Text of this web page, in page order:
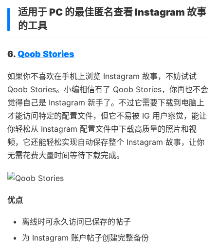
适用于 PC 的最佳匿名查看 Instagram 故事
的工具
6.Qoob Stories
如果你不喜欢在手机上浏览 Instagram 故事，不妨试试
Qoob Stories。小编相信有了 Qoob Stories，你再也不会
觉得自己是 Instagram 新手了。不过它需要下载到电脑上
才能访问特定的配置文件，但它不易被 IG 用户察觉，能让
你轻松从 Instagram 配置文件中下载高质量的照片和视
频，它还能轻松实现自动保存整个 Instagram 故事，让你
无需花费大量时间等待下载完成。
优点
离线时可永久访问已保存的帖子
为 Instagram 账户帖子创建完整备份